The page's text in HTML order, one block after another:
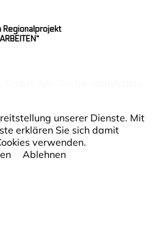
Regionalprojekt
unserer Dienste. Mit
erklären Sie sich damit
verwenden.
Ablehnen